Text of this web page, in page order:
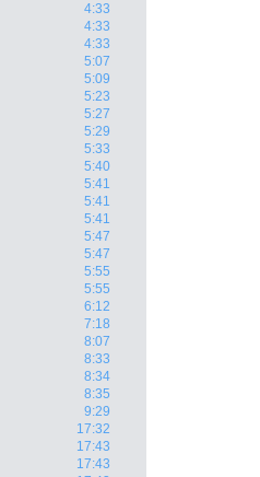
4:33
4:33
4:33
5:07
5:09
5:23
5:27
5:29
5:33
5:40
5:41
5:41
5:41
5:47
5:47
5:55
5:55
6:12
7:18
8:07
8:33
8:34
8:35
9:29
17:32
17:43
17:43